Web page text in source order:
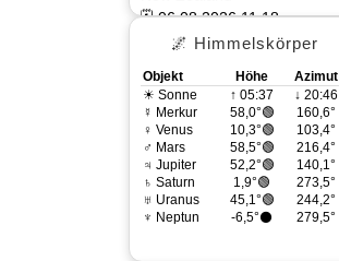
🗓 06.08.2026 11:18
🌌 Himmelskörper
Objekt Höhe
Azimut
☀ Sonne
↑ 05:37
↓ 20:46
☿ Merkur
58,0°🟢
160,6°
♀ Venus
10,3°🟢
103,4°
♂ Mars
58,5°🟢
216,4°
♃ Jupiter
52,2°🟢
140,1°
♄ Saturn
1,9°🟢
273,5°
♅ Uranus
45,1°🟢
244,2°
♆ Neptun
-6,5°⚫ 279,5°